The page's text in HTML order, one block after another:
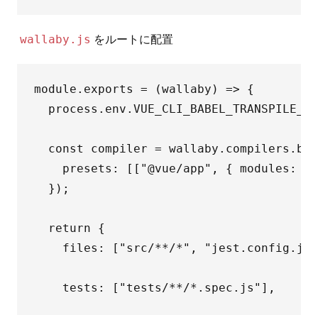
wallaby.js をルートに配置
module.exports = (wallaby) => {
const compiler =
presets: [["@vue/app", { modules:
  });
  return {
files: ["src/**/*",
    tests: ["tests/**/*.spec.js"],